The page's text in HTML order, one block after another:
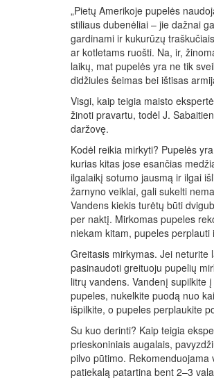
„Pietų Amerikoje pupelės
stiliaus dubenėliai – jie dažnai
gardinami ir kukurūzų
ar kotletams ruošti. Na, ir,
laikų, mat pupelės yra ne tik
didžiules šeimas bei ištisas
Visgi, kaip teigia maisto
žinoti pravartu, todėl J.
daržovę.
Kodėl reikia mirkyti? Pupelės
kurias kitas jose esančias
ilgalaikį sotumo jausmą ir ilgai
žarnyno veiklai, gali sukelti
Vandens kiekis turėtų būti
per naktį. Mirkomas pupeles
niekam kitam, pupeles
Greitasis mirkymas. Jei
pasinaudoti greituoju pupelių
litrų vandens. Vandenį supilkite
pupeles, nukelkite puodą nuo
išpilkite, o pupeles perplaukite
Su kuo derinti? Kaip teigia
prieskoniniais augalais,
pilvo pūtimo.
patiekalą patartina bent 2–3